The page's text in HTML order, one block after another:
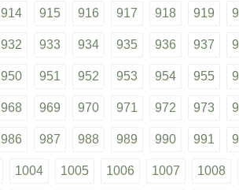
914 915 916 917 918 919
932 933 934 935 936 937
950 951 952 953 954 955
968 969 970 971 972 973
986 987 988 989 990 991
1004 1005 1006 1007 1008